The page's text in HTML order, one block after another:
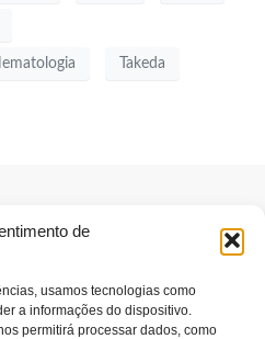
de
usamos tecnologias como
a informações do dispositivo.
permitirá processar dados, como
Takeda